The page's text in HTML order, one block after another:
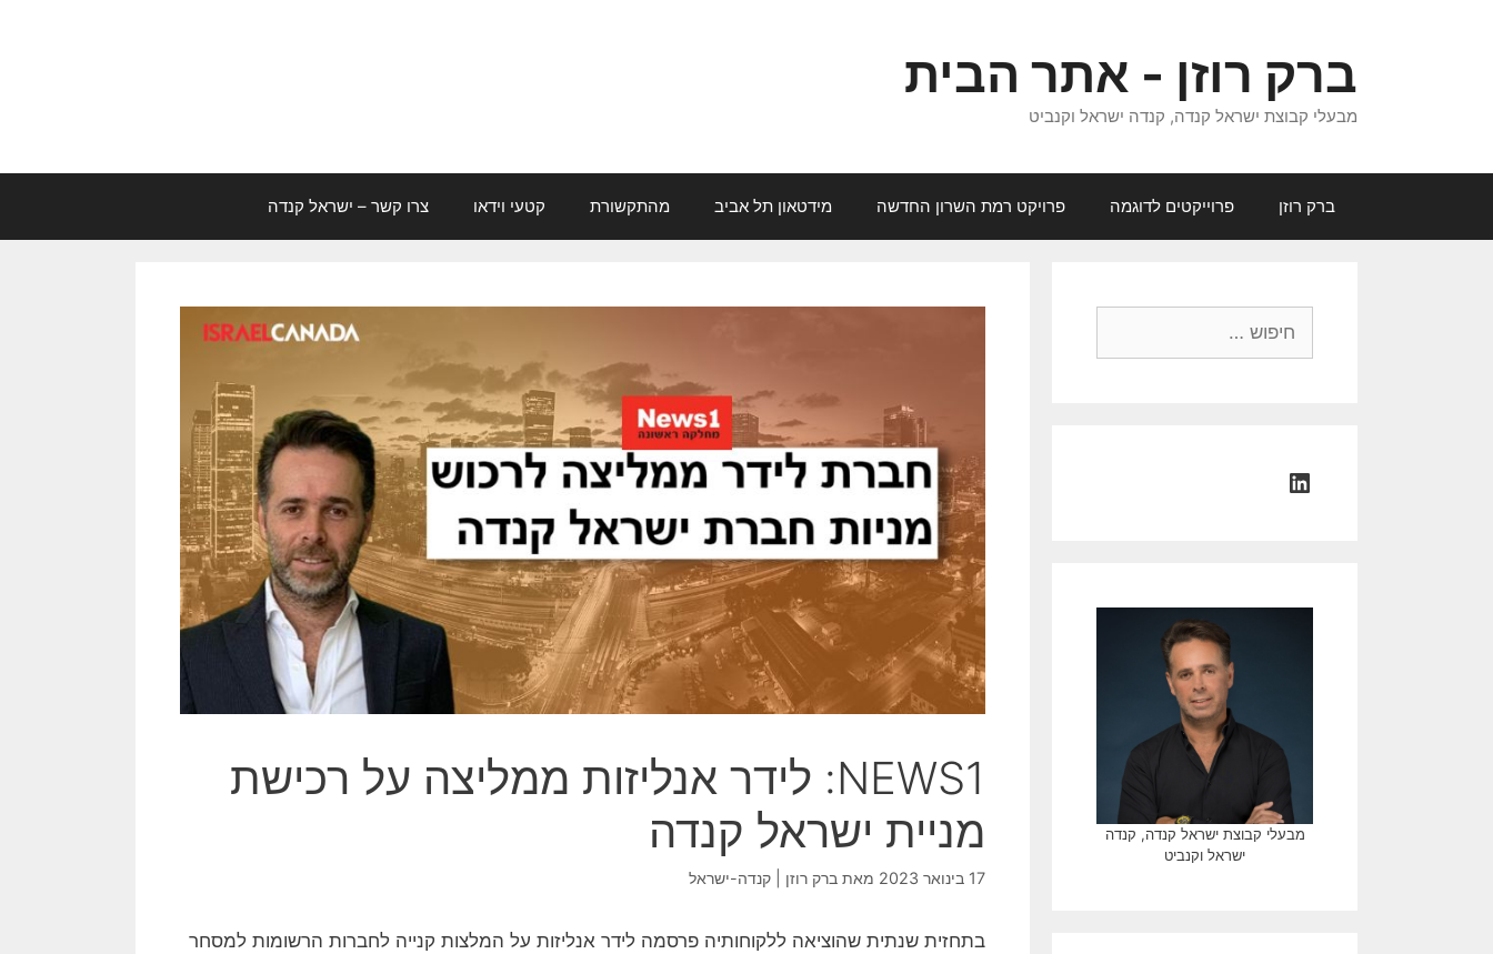
ברק רוזן - אתר הבית
מבעלי קבוצת ישראל קנדה, קנדה ישראל וקנביט
ברק רוזן פרוייקטים לדוגמה פרויקט רמת השרון החדשה מידטאון תל אביב מהתקשורת קטעי וידאו צרו קשר – ישראל קנדה
NEWS1: לידר אנליזות ממליצה על רכישת
מניית ישראל קנדה
17 בינואר 2023 מאת ברק רוזן | קנדה-ישראל
בתחזית שנתית שהוציאה ללקוחותיה פרסמה לידר אנליזות על המלצות קנייה לחברות הרשומות למסחר
LinkedIn
מבעלי קבוצת ישראל קנדה, קנדה
ישראל וקנביט